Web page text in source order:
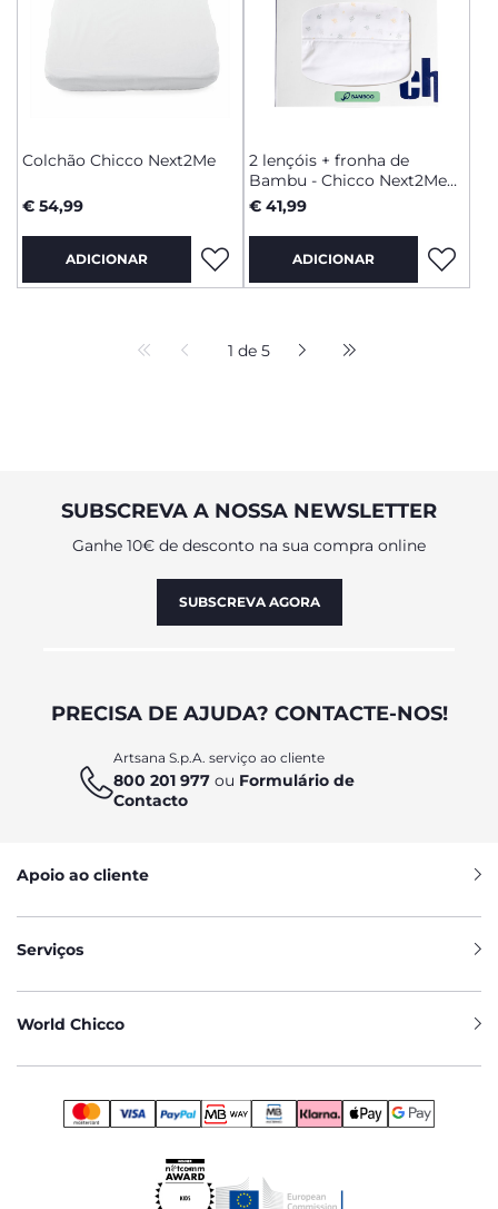
Colchão Chicco Next2Me
€ 54,99
ADICIONAR
2 lençóis + fronha de
Bambu - Chicco Next2Me
Forever
€ 41,99
ADICIONAR
1 de 5
SUBSCREVA A NOSSA NEWSLETTER
Ganhe 10€ de desconto na sua compra online
SUBSCREVA AGORA
PRECISA DE AJUDA? CONTACTE-NOS!
Artsana S.p.A. serviço ao cliente
800 201 977 ou Formulário de
Contacto
Apoio ao cliente
Serviços
World Chicco